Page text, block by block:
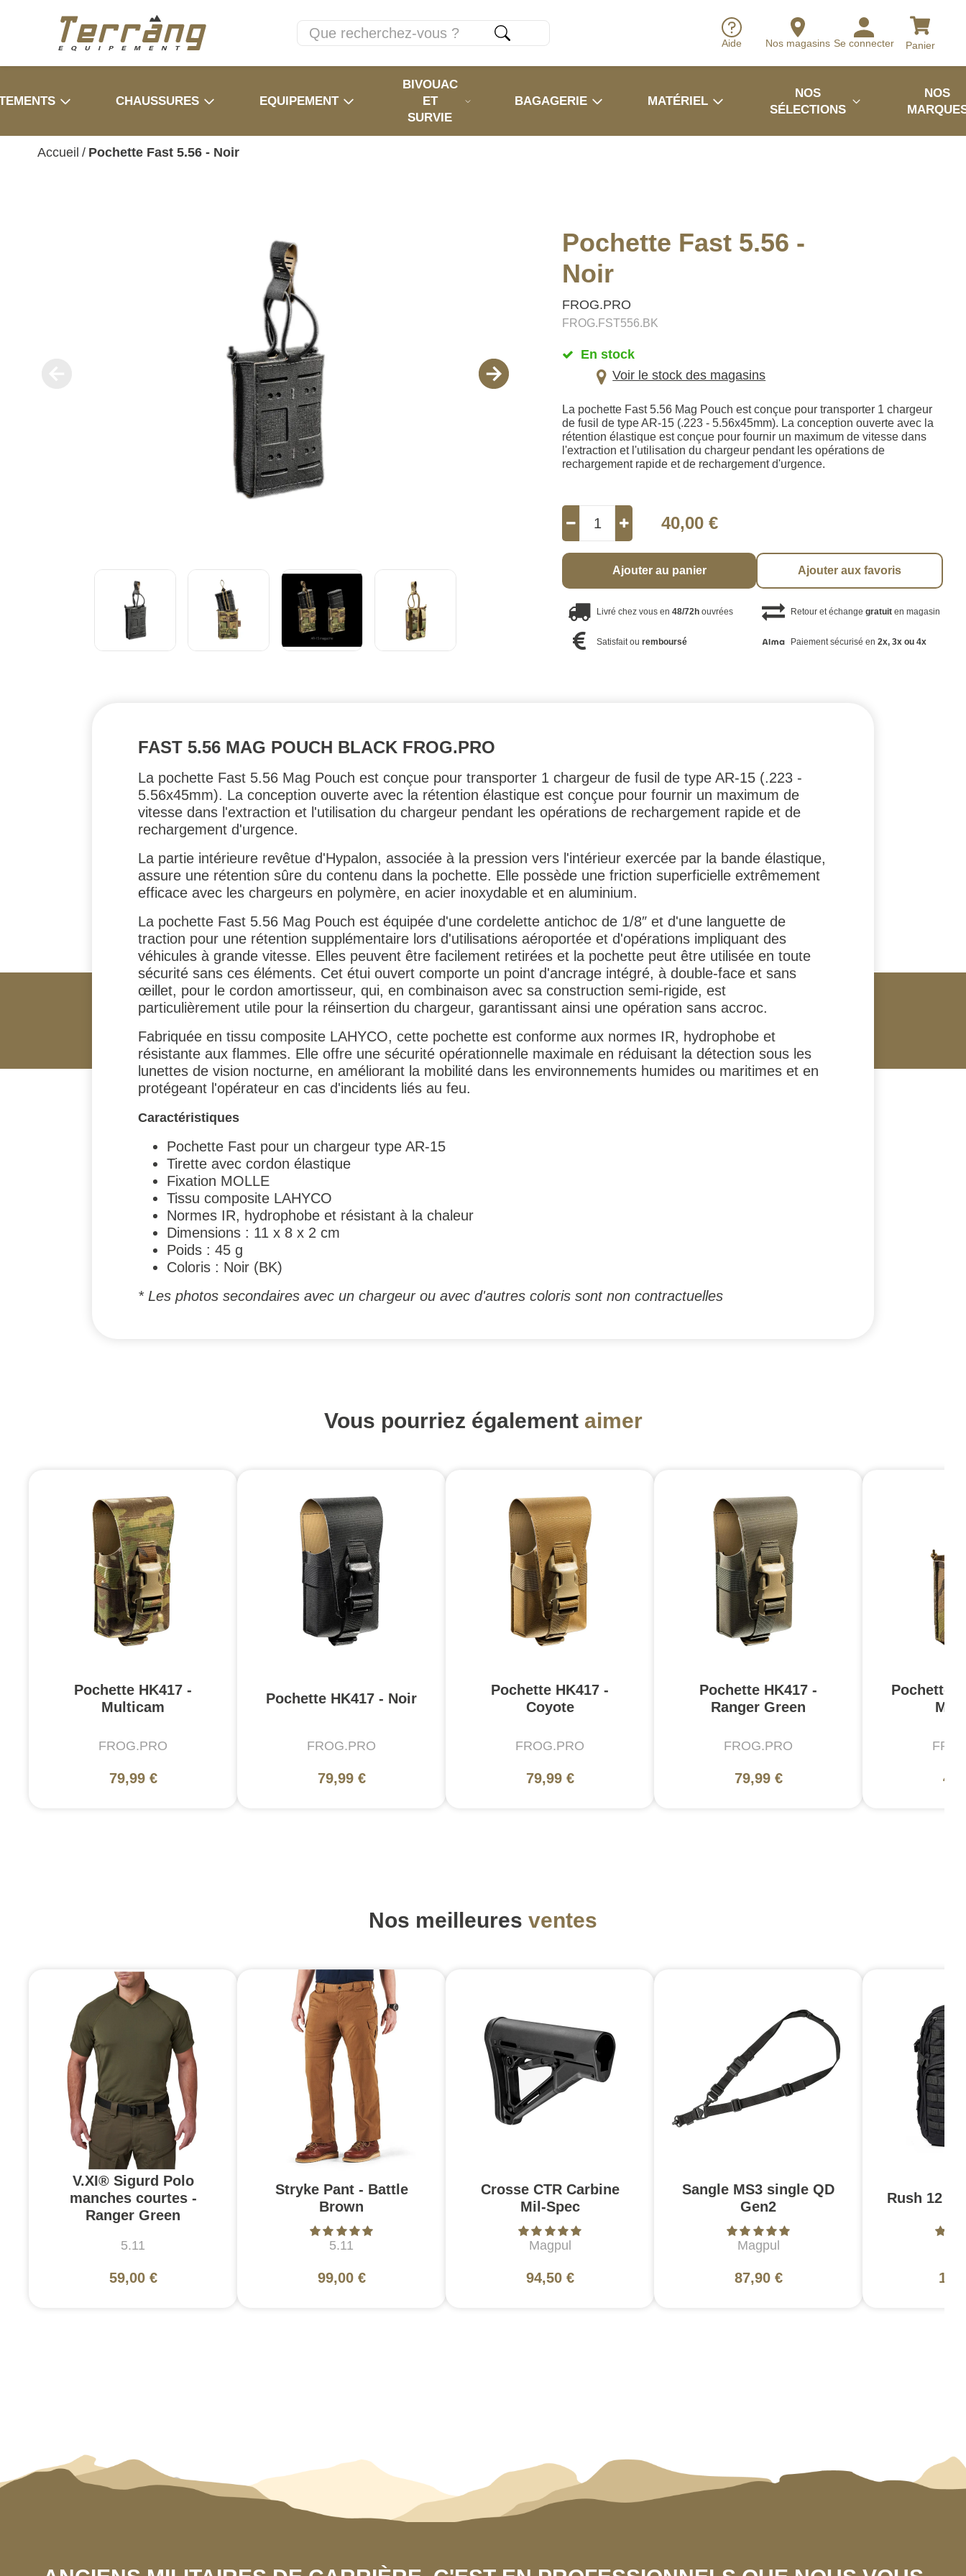
Aide Nos magasins Se connecter Panier
CHAUSSURES EQUIPEMENT
BIVOUAC
ET
SURVIE
BAGAGERIE MATÉRIEL
NOS
SÉLECTIONS
NOS
Accueil / Pochette Fast 5.56 - Noir
Pochette Fast 5.56 -
Noir
FROG.PRO
FROG.FST556.BK
En stock
Voir le stock des magasins
La pochette Fast 5.56 Mag Pouch est conçue pour transporter 1 chargeur
de fusil de type AR-15 (.223 - 5.56x45mm). La conception ouverte avec la
rétention élastique est conçue pour fournir un maximum de vitesse dans
l'extraction et l'utilisation du chargeur pendant les opérations de
rechargement rapide et de rechargement d'urgence.
40,00 €
Ajouter au panier Ajouter aux favoris
Livré chez vous en48/72h ouvrées Retour et échange gratuiten magasin
Satisfait ouremboursé Paiement sécurisé en 2x, 3x ou 4x
FAST 5.56 MAG POUCH BLACK FROG.PRO
La pochette Fast 5.56 Mag Pouch est conçue pour transporter 1 chargeur de fusil de type AR-15 (.223 -
5.56x45mm). La conception ouverte avec la rétention élastique est conçue pour fournir un maximum de
vitesse dans l'extraction et l'utilisation du chargeur pendant les opérations de rechargement rapide et de
rechargement d'urgence.
La partie intérieure revêtue d'Hypalon, associée à la pression vers l'intérieur exercée par la bande élastique,
assure une rétention sûre du contenu dans la pochette. Elle possède une friction superficielle extrêmement
efficace avec les chargeurs en polymère, en acier inoxydable et en aluminium.
La pochette Fast 5.56 Mag Pouch est équipée d'une cordelette antichoc de 1/8″ et d'une languette de
traction pour une rétention supplémentaire lors d'utilisations aéroportée et d'opérations impliquant des
véhicules à grande vitesse. Elles peuvent être facilement retirées et la pochette peut être utilisée en toute
sécurité sans ces éléments. Cet étui ouvert comporte un point d'ancrage intégré, à double-face et sans
œillet, pour le cordon amortisseur, qui, en combinaison avec sa construction semi-rigide, est
particulièrement utile pour la réinsertion du chargeur, garantissant ainsi une opération sans accroc.
Fabriquée en tissu composite LAHYCO, cette pochette est conforme aux normes IR, hydrophobe et
résistante aux flammes. Elle offre une sécurité opérationnelle maximale en réduisant la détection sous les
lunettes de vision nocturne, en améliorant la mobilité dans les environnements humides ou maritimes et en
protégeant l'opérateur en cas d'incidents liés au feu.
Caractéristiques
Pochette Fast pour un chargeur type AR-15
Tirette avec cordon élastique
Fixation MOLLE
Tissu composite LAHYCO
Normes IR, hydrophobe et résistant à la chaleur
Dimensions : 11 x 8 x 2 cm
Poids : 45 g
Coloris : Noir (BK)
* Les photos secondaires avec un chargeur ou avec d'autres coloris sont non contractuelles
Vous pourriez également aimer
Pochette HK417 -
Multicam
FROG.PRO
79,99 €
Pochette HK417 - Noir
FROG.PRO
79,99 €
Pochette HK417 -
Coyote
FROG.PRO
79,99 €
Pochette HK417 -
Ranger Green
FROG.PRO
79,99 €
Pochette
Nos meilleures ventes
V.XI® Sigurd Polo
manches courtes -
Ranger Green
5.11
59,00 €
Stryke Pant - Battle
Brown
5.11
99,00 €
Crosse CTR Carbine
Mil-Spec
Magpul
94,50 €
Sangle MS3 single QD
Gen2
Magpul
87,90 €
Rush 12